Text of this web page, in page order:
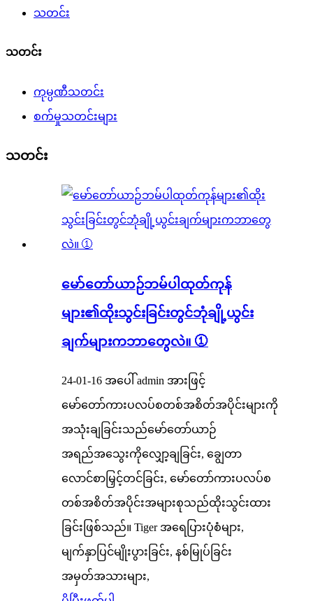
သတင်း
သတင်း
ကုမ္ပဏီသတင်း
စက်မှုသတင်းများ
သတင်း
မော်တော်ယာဉ်ဘမ်ပါထုတ်ကုန်
များ၏ထိုးသွင်းခြင်းတွင်ဘုံချို့ယွင်း
ချက်များကဘာတွေလဲ။ ①
24-01-16 အပေါ် admin အားဖြင့်
မော်တော်ကားပလပ်စတစ်အစိတ်အပိုင်းများကို
အသုံးချခြင်းသည်မော်တော်ယာဉ်
အရည်အသွေးကိုလျှော့ချခြင်း, ချွေတာ
လောင်စာမြှင့်တင်ခြင်း, မော်တော်ကားပလပ်စ
တစ်အစိတ်အပိုင်းအများစုသည်ထိုးသွင်းထား
ခြင်းဖြစ်သည်။ Tiger အရေပြားပုံစံများ,
မျက်နှာပြင်မျိုးပွားခြင်း, နစ်မြုပ်ခြင်း
အမှတ်အသားများ,